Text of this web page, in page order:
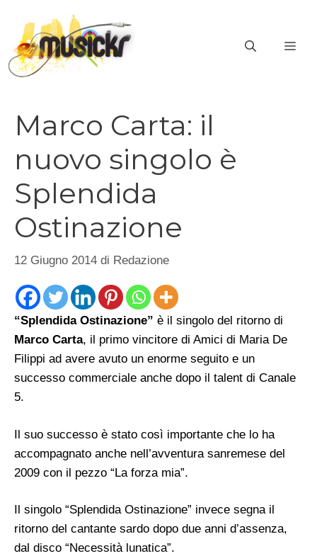
contenuto
Marco Carta: il
nuovo singolo è
Splendida
Ostinazione
12 Giugno 2014 di Redazione
“Splendida Ostinazione” è il singolo del ritorno di
Marco Carta, il primo vincitore di Amici di Maria De
Filippi ad avere avuto un enorme seguito e un
successo commerciale anche dopo il talent di Canale
5.
Il suo successo è stato così importante che lo ha
accompagnato anche nell’avventura sanremese del
2009 con il pezzo “La forza mia”.
Il singolo “Splendida Ostinazione” invece segna il
ritorno del cantante sardo dopo due anni d’assenza,
dal disco “Necessità lunatica”.